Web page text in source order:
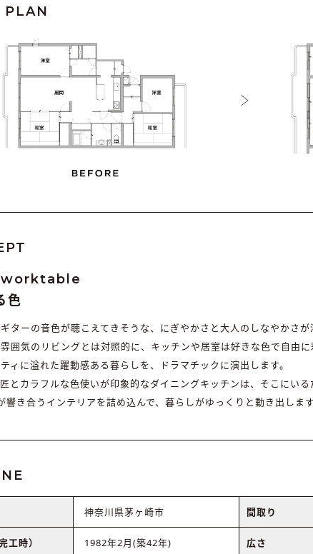
PLAN
色
ターの音色が聴こえてきそうな、にぎやかさと大人のしなやかさが
囲気のリビングとは対照的に、キッチンや居室は好きな色で自由に
ィに溢れた躍動感ある暮らしを、ドラマチックに演出します。
とカラフルな色使いが印象的なダイニングキッチンは、そこにいる
響き合うインテリアを詰め込んで、暮らしがゆっくりと動き出します
神奈川県茅ヶ崎市 間取り
工時） 1982年2月(築42年) 広さ